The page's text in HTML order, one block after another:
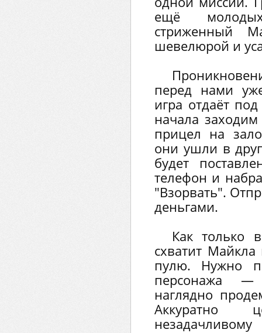
ещё
стриженный
шевелюрой и
перед нами
игра отдаёт
начала
прицел на
они ушли в
будет
телефон и
"Взорвать".
деньгами.
Как только
схватит Майкла
пулю. Нужно
персонажа —
наглядно
Аккуратно